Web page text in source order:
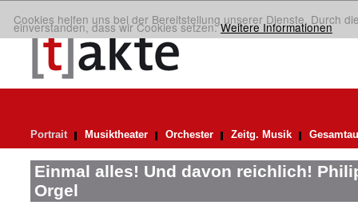
Cookies helfen uns bei der Bereitstellung unserer Dienste. Durch
einverstanden, dass wir Cookies setzen.Weitere Informationen
Portrait Musiktheater Orchester Zeitg. Musik
Einmal alles! Und davon reichlich!
Orgel